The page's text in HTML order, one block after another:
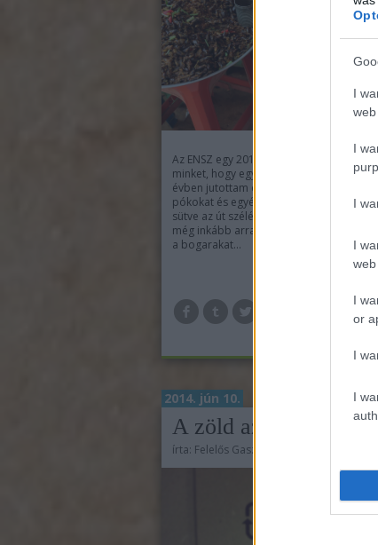
I
I
I
I
I
or
I
I
Az ENSZ egy 2013-as jelentése óta arra
minket, hogy együnk rovarokat. Én pont
évben jutottam el Ázsiába, ahol a
pókokat és egyéb izgő-mozgó
sütve az út szélén is árulják az árusok.
még inkább arra használtam az
a bogarakat…
2014. jún 10.
A zöld az Funky
írta: Felelős Gasztrohős